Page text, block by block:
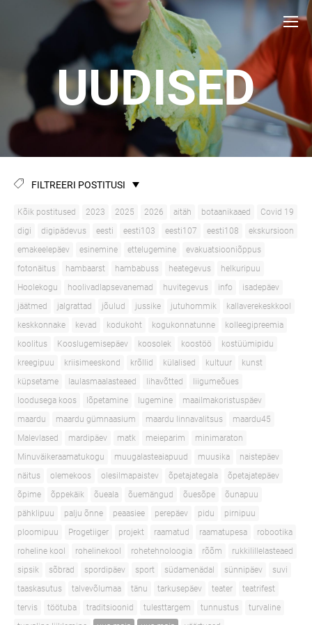
UUDISED
FILTREERI POSTITUSI
Kõik postitused 2023 2025 2026 aitäh botaanikaaed
Covid 19
digi
digipädevus eesti eesti103 eesti107 eesti108
ekskursioon
emakeelepäev
esinemine ettelugemine
evakuatsiooniõppus
fotonäitus
hambaarst hambabuss heategevus
helkuripuu
Hoolekogu
hoolivadlapsevanemad huvitegevus info
isadepäev
jäätmed
jalgrattad jõulud jussike jutuhommik
kallaverekeskkool
keskkonnake
kevad kodukoht kogukonnatunne
kolleegipreemia
koolitus
Kooslugemisepäev koosolek koostöö
kostüümipidu
kreegipuu
kriisimeeskond krõllid külalised kultuur
kunst
küpsetame
laulasmaalasteaed lihavõtted
liigumeõues
loodusega koos
lõpetamine lugemine
maailmakoristuspäev
maardu
maardu gümnaasium maardu linnavalitsus
maardu45
Malevlased
mardipäev matk meieparim
minimaraton
Minuväikeraamatukogu
muugalasteaiapuud muusika
naistepäev
näitus
olemekoos olesilmapaistev õpetajategala
õpetajatepäev
õpime
õppekäik õueala õuemängud õuesõpe
õunapuu
pähklipuu
palju õnne peaasiee perepäev pidu
pirnipuu
ploomipuu
Progetiiger projekt raamatud raamatupesa
robootika
roheline kool
rohelinekool rohetehnoloogia rõõm
rukkilillelasteaed
sipsik
sõbrad spordipäev sport südamenädal sünnipäev
suvi
taaskasutus
talvevõlumaa tänu tarkusepäev teater
teatrifest
tervis
töötuba traditsioonid tulesttargem tunnustus
turvaline